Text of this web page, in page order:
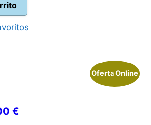
Oferta Online
€